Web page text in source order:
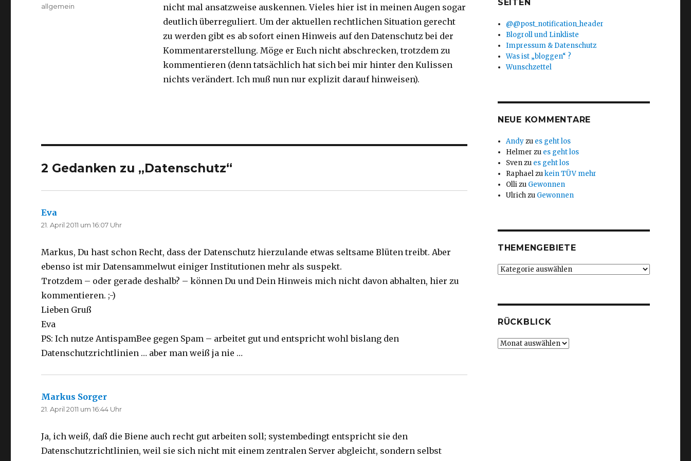
nicht mal ansatzweise auskennen. Vieles hier ist in meinen Augen sogar
deutlich überreguliert. Um der aktuellen rechtlichen Situation gerecht
zu werden gibt es ab sofort einen Hinweis auf den Datenschutz bei der
Kommentarerstellung. Möge er Euch nicht abschrecken, trotzdem zu
kommentieren (denn tatsächlich hat sich bei mir hinter den Kulissen
nichts verändert. Ich muß nun nur explizit darauf hinweisen).
am
Kategorien
allgemein
2 Gedanken zu „Datenschutz“
Eva
21. April 2011 um 16:07 Uhr
Markus, Du hast schon Recht, dass der Datenschutz hierzulande etwas seltsame Blüten treibt. Aber
ebenso ist mir Datensammelwut einiger Institutionen mehr als suspekt.
Trotzdem – oder gerade deshalb? – können Du und Dein Hinweis mich nicht davon abhalten, hier zu
kommentieren. ;-)
Lieben Gruß
Eva
PS: Ich nutze AntispamBee gegen Spam – arbeitet gut und entspricht wohl bislang den
Datenschutzrichtlinien … aber man weiß ja nie …
Markus Sorger
21. April 2011 um 16:44 Uhr
Ja, ich weiß, daß die Biene auch recht gut arbeiten soll; systembedingt entspricht sie den
Datenschutzrichtlinien, weil sie sich nicht mit einem zentralen Server abgleicht, sondern selbst
SEITEN
@@post_notification_header
Blogroll und Linkliste
Impressum & Datenschutz
Was ist „bloggen“ ?
Wunschzettel
NEUE KOMMENTARE
Andyzu es geht los
Helmer zu es geht los
Svenzu es geht los
Raphaelzukein TÜV mehr
Ollizu Gewonnen
Ulrichzu Gewonnen
THEMENGEBIETE
Themengebiete
RÜCKBLICK
Rückblick